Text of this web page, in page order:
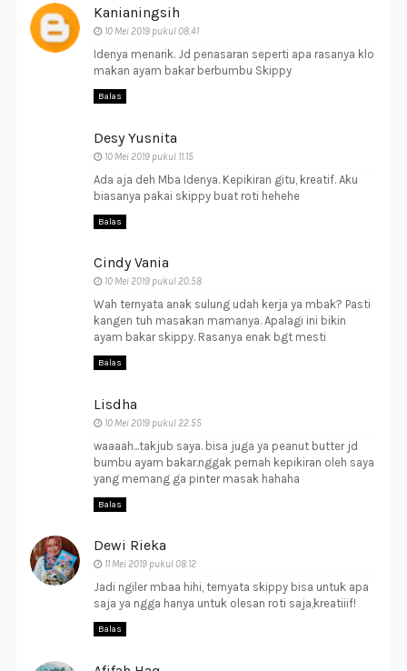
Kanianingsih
10 Mei 2019 pukul 08.41
Idenya menarik. Jd penasaran seperti apa rasanya klo
makan ayam bakar berbumbu Skippy
Balas
Desy Yusnita
10 Mei 2019 pukul 11.15
Ada aja deh Mba Idenya. Kepikiran gitu, kreatif. Aku
biasanya pakai skippy buat roti hehehe
Balas
Cindy Vania
10 Mei 2019 pukul 20.58
Wah ternyata anak sulung udah kerja ya mbak? Pasti
kangen tuh masakan mamanya. Apalagi ini bikin
ayam bakar skippy. Rasanya enak bgt mesti
Balas
Lisdha
10 Mei 2019 pukul 22.55
waaaah...takjub saya. bisa juga ya peanut butter jd
bumbu ayam bakar.nggak pernah kepikiran oleh saya
yang memang ga pinter masak hahaha
Balas
Dewi Rieka
11 Mei 2019 pukul 08.12
Jadi ngiler mbaa hihi, ternyata skippy bisa untuk apa
saja ya ngga hanya untuk olesan roti saja,kreatiiif!
Balas